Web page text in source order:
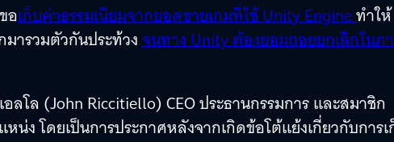
อเก็บค่าธรรมเนียมจากยอดขายเกมที่ใช้ Unity Engineทำให้
ารวมตัวกันประท้วงจนทาง Unity ต้องยอมถอยยกเลิกในภ
โล (John Riccitiello) CEO ประธานกรรมการ และสมาชิก
ง โดยเป็นการประกาศหลังจากเกิดข้อโต้แย้งเกี่ยวกับการ